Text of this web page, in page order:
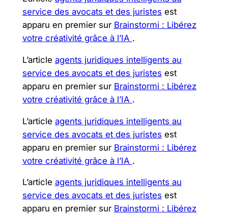
service des avocats et des juristes est
apparu en premier sur Brainstormi : Libérez
votre créativité grâce à l’IA .
L’article agents juridiques intelligents au
service des avocats et des juristes est
apparu en premier sur Brainstormi : Libérez
votre créativité grâce à l’IA .
L’article agents juridiques intelligents au
service des avocats et des juristes est
apparu en premier sur Brainstormi : Libérez
votre créativité grâce à l’IA .
L’article agents juridiques intelligents au
service des avocats et des juristes est
apparu en premier sur Brainstormi : Libérez